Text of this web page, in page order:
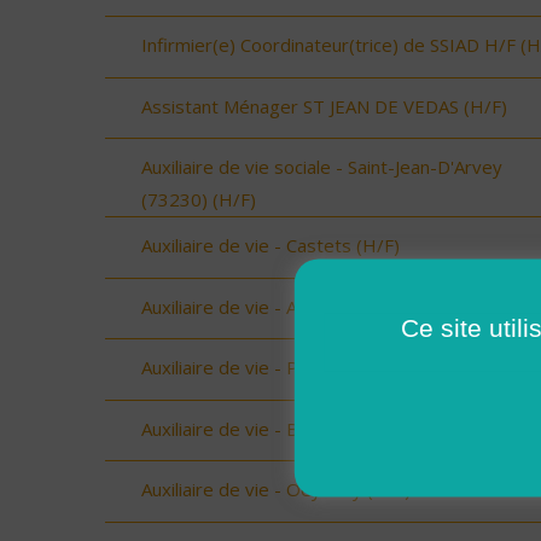
Infirmier(e) Coordinateur(trice) de SSIAD H/F
Assistant Ménager ST JEAN DE VEDAS (H/F)
Auxiliaire de vie sociale - Saint-Jean-D'Arvey
(73230) (H/F)
Auxiliaire de vie - Castets (H/F)
Auxiliaire de vie - Amou (H/F)
Auxiliaire de vie - Peyrehorade (H/F)
Auxiliaire de vie - Biscarrosse (H/F)
Auxiliaire de vie - Oeyreluy (H/F)
Ce site